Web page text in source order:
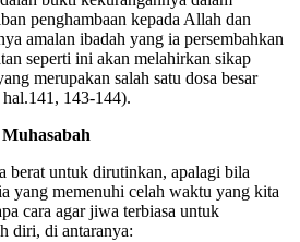
penghambaan kepada Allah dan
amalan ibadah yang ia persembahkan
seperti ini akan melahirkan sikap
merupakan salah satu dosa besar
143-144).
berat untuk dirutinkan, apalagi bila
yang memenuhi celah waktu yang kita
cara agar jiwa terbiasa untuk
diri, di antaranya: